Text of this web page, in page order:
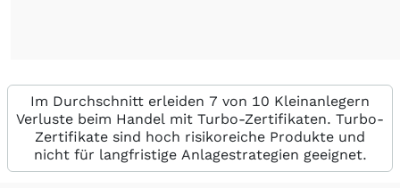
Im Durchschnitt erleiden 7 von 10 Kleinanlegern
Verluste beim Handel mit Turbo-Zertifikaten. Turbo-
Zertifikate sind hoch risikoreiche Produkte und
nicht für langfristige Anlagestrategien geeignet.